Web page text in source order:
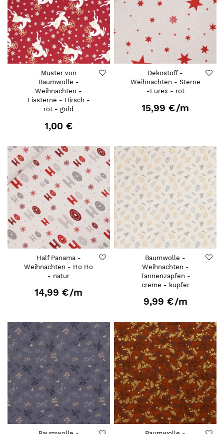
Muster von
Baumwolle -
Weihnachten -
Eissterne - Hirsch -
rot - gold
1,00 €
Dekostoff -
Weihnachten - Sterne
-Lurex - rot
15,99 €/m
Half Panama -
Weihnachten - Ho Ho
- natur
14,99 €/m
Baumwolle -
Weihnachten -
Tannenzapfen -
creme - kupfer
9,99 €/m